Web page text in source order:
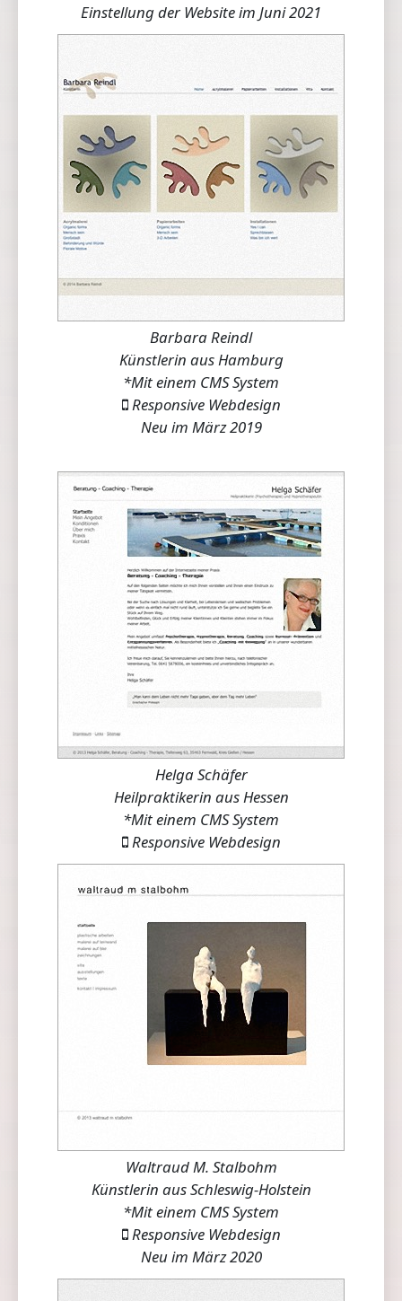
Einstellung der Website im Juni 2021
Barbara Reindl
Künstlerin aus Hamburg
*Mit einem CMS System
Responsive Webdesign
Neu im März 2019
Helga Schäfer
Heilpraktikerin aus Hessen
*Mit einem CMS System
Responsive Webdesign
Waltraud M. Stalbohm
Künstlerin aus Schleswig-Holstein
*Mit einem CMS System
Responsive Webdesign
Neu im März 2020